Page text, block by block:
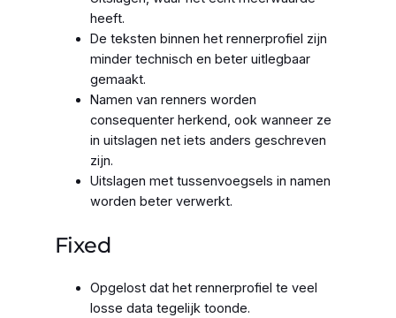
heeft.
De teksten binnen het rennerprofiel zijn
minder technisch en beter uitlegbaar
gemaakt.
Namen van renners worden
consequenter herkend, ook wanneer ze
in uitslagen net iets anders geschreven
zijn.
Uitslagen met tussenvoegsels in namen
worden beter verwerkt.
Fixed
Opgelost dat het rennerprofiel te veel
losse data tegelijk toonde.